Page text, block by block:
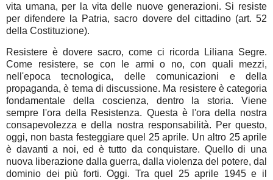
vita umana, per la vita delle nuove generazioni. Si resiste
per difendere la Patria, sacro dovere del cittadino (art. 52
della Costituzione).
Resistere è dovere sacro, come ci ricorda Liliana Segre.
Come resistere, se con le armi o no, con quali mezzi,
nell'epoca tecnologica, delle comunicazioni e della
propaganda, è tema di discussione. Ma resistere è categoria
fondamentale della coscienza, dentro la storia. Viene
sempre l'ora della Resistenza. Questa è l'ora della nostra
consapevolezza e della nostra responsabilità. Per questo,
oggi, non basta festeggiare quel 25 aprile. Un altro 25 aprile
è davanti a noi, ed è tutto da conquistare. Quello di una
nuova liberazione dalla guerra, dalla violenza del potere, dal
dominio dei più forti. Oggi. Tra quel 25 aprile 1945 e il